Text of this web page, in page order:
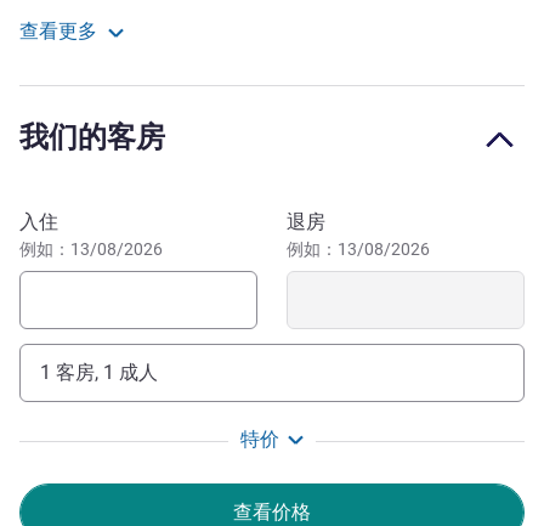
纳米比亚工艺品中心和格罗夫购物中心，是商务和休闲旅客
Visitors to Windhoek can explore notable sites such as the
historic Christuskirche, the informative National Museum
enthusiasts can visit the Avis Dam Nature Reserve.
Adjacent to Mercure Hotel is the Windhoek International
Convention Centre, the largest conference venue in
events, from international conferences and exhibitions to
smaller seminars and meetings.
温得和克将其独有的文化底蕴、丰富的历史和美丽的自然景
观完美相融。这座城市的餐饮文化同样精彩纷呈，传统与现
地貌的绝佳起点。
查看更多
我们的客房
预订此酒店
入住
例如：13/08/2026
退房
例如：13/08/2026
1 客房, 1 成人
特价
查看价格